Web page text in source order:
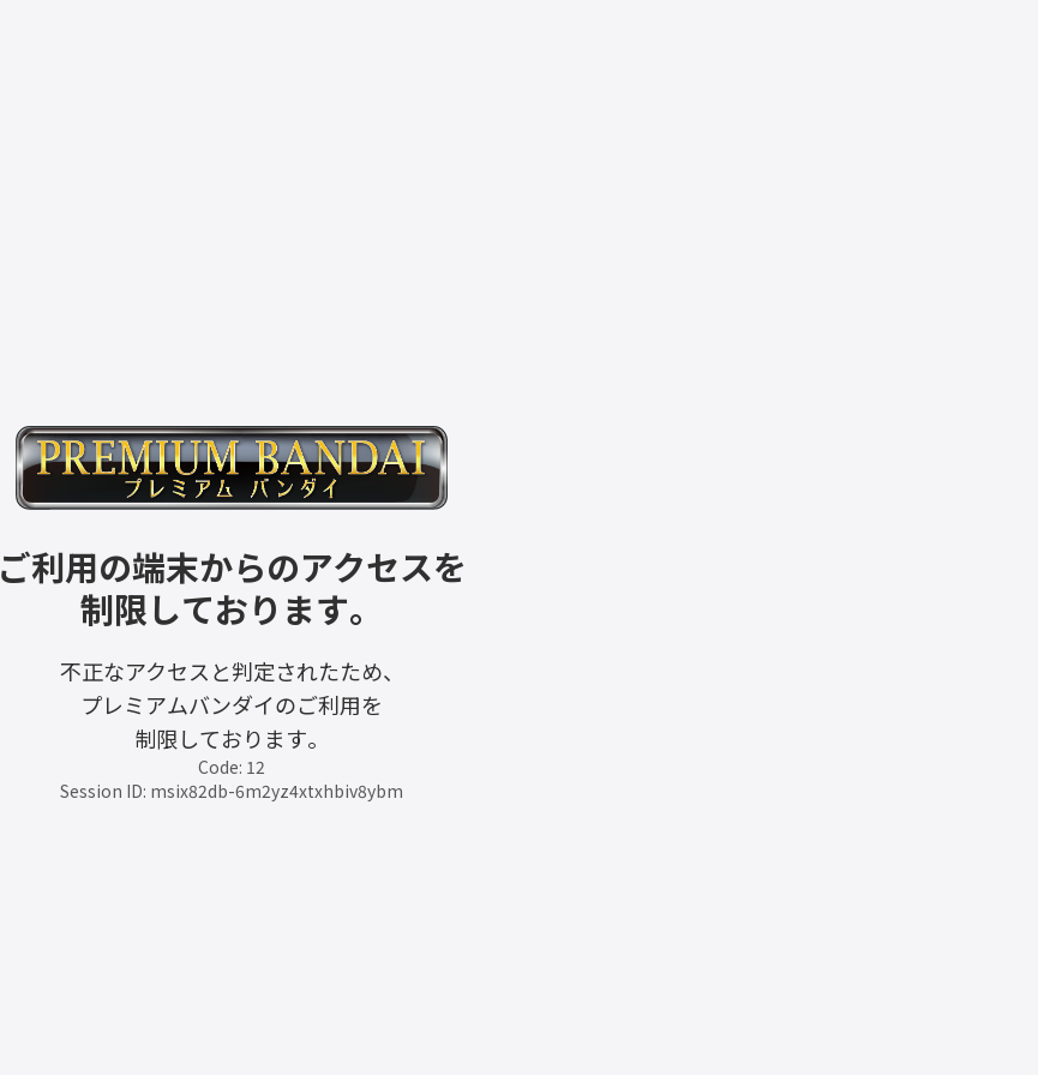
ご利用の端末からのアクセスを
制限しております。
不正なアクセスと判定されたため、
プレミアムバンダイのご利用を
制限しております。
Code: 12
Session ID: msix82db-6m2yz4xtxhbiv8ybm